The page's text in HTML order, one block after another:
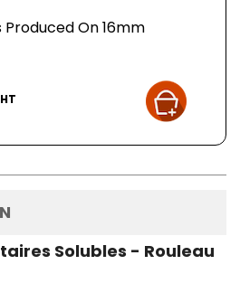
On 16mm
HT
Solubles - Rouleau